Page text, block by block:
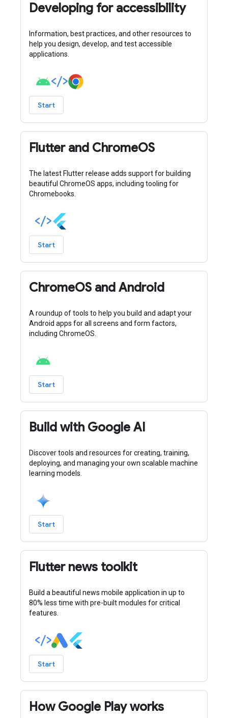
Developing for accessibility
Information, best practices, and other resources to
help you design, develop, and test accessible
applications.
Start
Flutter and ChromeOS
The latest Flutter release adds support for building
beautiful ChromeOS apps, including tooling for
Chromebooks.
Start
ChromeOS and Android
A roundup of tools to help you build and adapt your
Android apps for all screens and form factors,
including ChromeOS.
Start
Build with Google AI
Discover tools and resources for creating, training,
deploying, and managing your own scalable machine
learning models.
Start
Flutter news toolkit
Build a beautiful news mobile application in up to
80% less time with pre-built modules for critical
features.
Start
How Google Play works